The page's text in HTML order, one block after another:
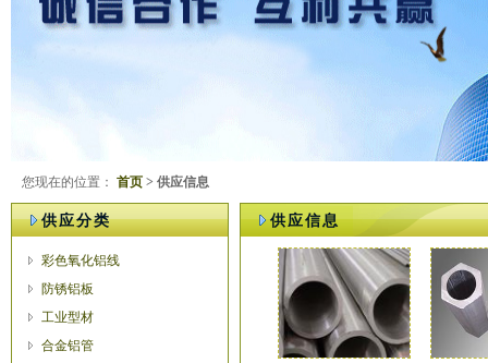
您现在的位置： 首页 > 供应信息
供应分类
彩色氧化铝线
防锈铝板
工业型材
合金铝管
供应信息